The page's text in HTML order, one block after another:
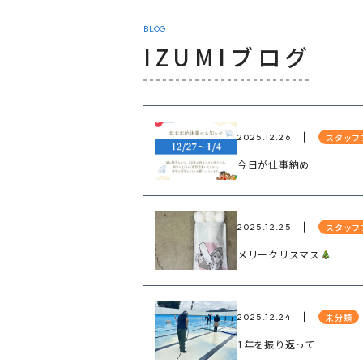
BLOG
IZUMIブログ
2025.12.26 スタッフ
今日が仕事納め
2025.12.25 スタッフ
メリークリスマス
2025.12.24 未分類
1年を振り返って